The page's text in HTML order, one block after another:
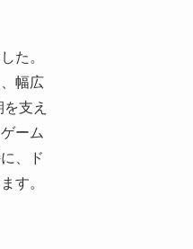
た。
幅広
支え
ーム
、ド
す。